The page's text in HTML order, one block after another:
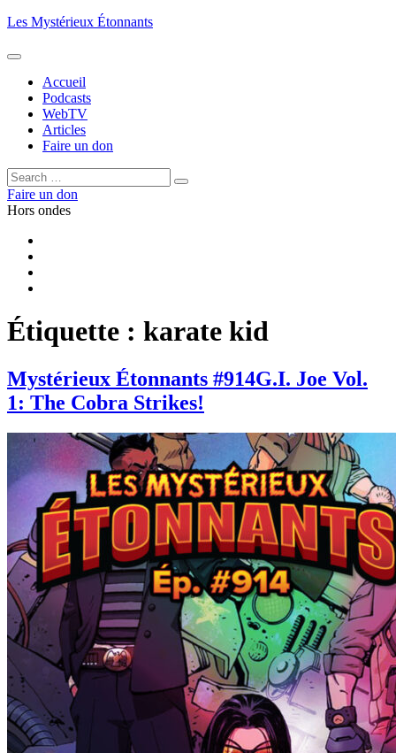
Aller
contenu
Les Mystérieux Étonnants
Accueil
Podcasts
WebTV
Articles
Faire un don
Rechercher :
Rechercher
Faire un don
Hors ondes
Étiquette : karate kid
Mystérieux Étonnants #914G.I. Joe Vol.
1: The Cobra Strikes!